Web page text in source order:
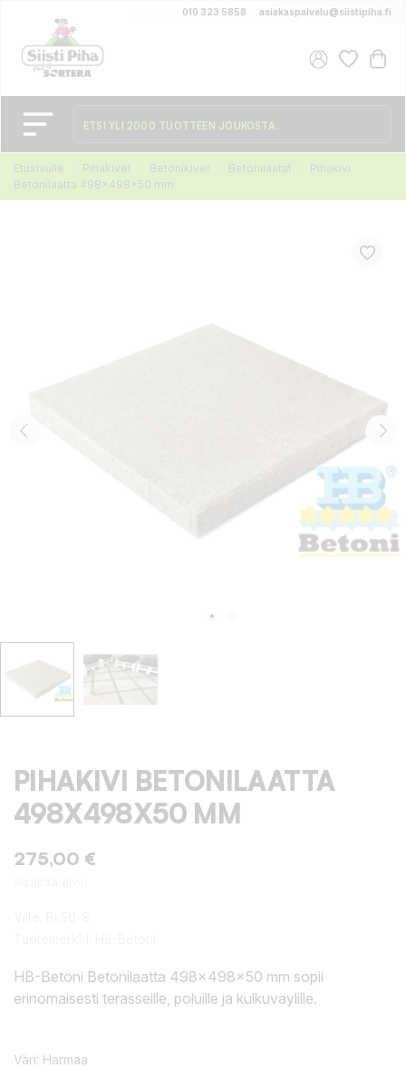
010 323 5858 asiakaspalvelu@siistipiha.fi
Etusivulle Pihakivet Betonikivet Betonilaatat
Pihakivi
Betonilaatta 498x498x50 mm
PIHAKIVI BETONILAATTA
498X498X50 MM
275,00 €
HB-Betoni Betonilaatta 498x498x50 mm sopii
erinomaisesti terasseille, poluille ja kulkuväylille.
Väri: Harmaa